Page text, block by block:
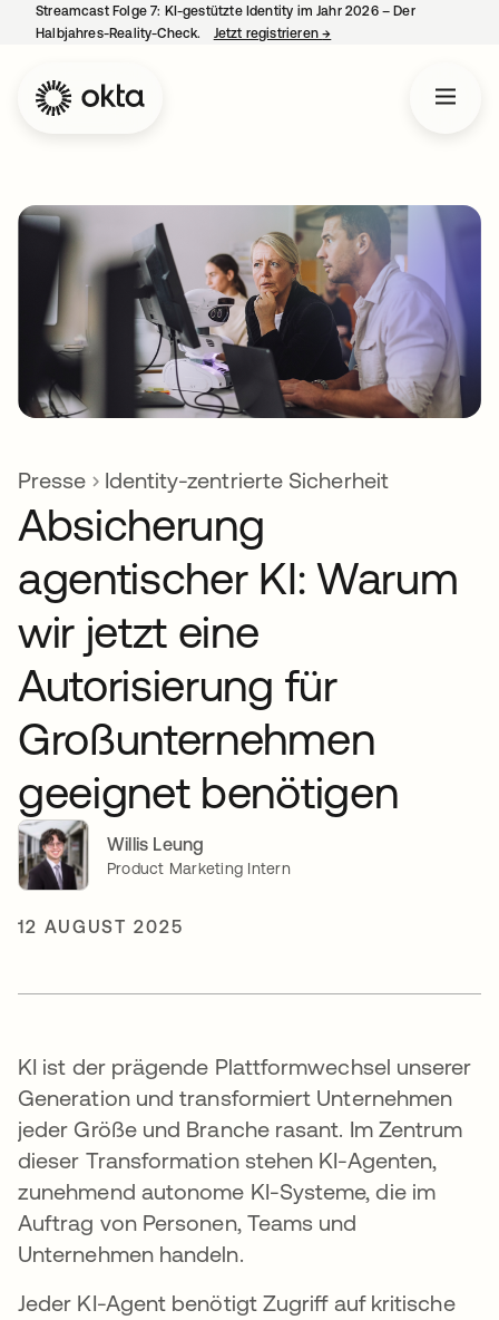
Streamcast Folge 7: KI-gestützte Identity im Jahr 2026 – Der
Halbjahres-Reality-Check.
Jetzt registrieren→
Presse Identity-zentrierte Sicherheit
Absicherung
agentischer KI: Warum
wir jetzt eine
Autorisierung für
Großunternehmen
geeignet benötigen
Willis Leung
Product Marketing Intern
12 AUGUST 2025
KI ist der prägende Plattformwechsel unserer
Generation und transformiert Unternehmen
jeder Größe und Branche rasant. Im Zentrum
dieser Transformation stehen KI-Agenten,
zunehmend autonome KI-Systeme, die im
Auftrag von Personen, Teams und
Unternehmen handeln.
Jeder KI-Agent benötigt Zugriff auf kritische